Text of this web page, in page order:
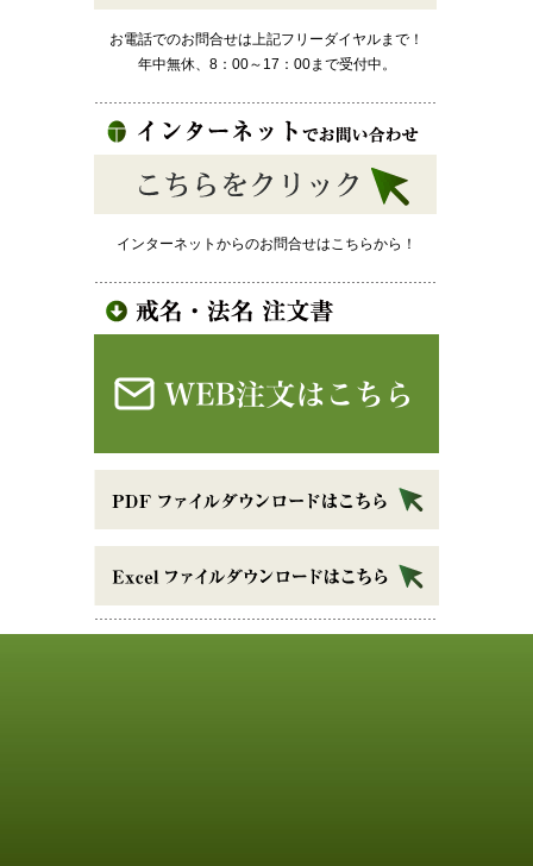
お電話でのお問合せは上記フリーダイヤルまで！
年中無休、8：00～17：00まで受付中。
インターネットからのお問合せはこちらから！